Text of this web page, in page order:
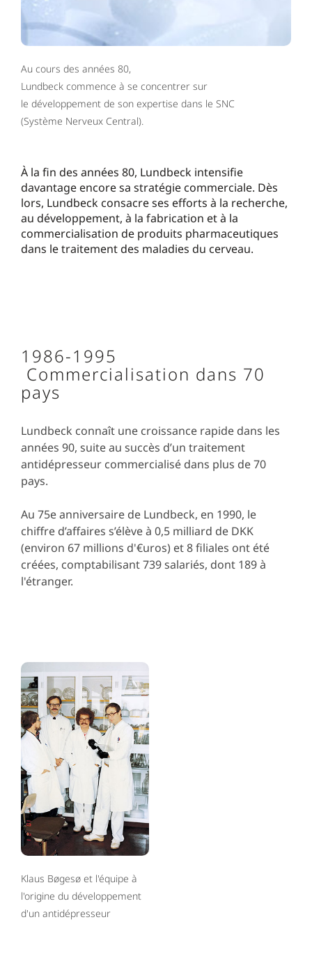
Au cours des années 80,
Lundbeck commence à se concentrer sur
le développement de son expertise dans le SNC
(Système Nerveux Central).
À la fin des années 80, Lundbeck intensifie
davantage encore sa stratégie commerciale. Dès
lors, Lundbeck consacre ses efforts à la recherche,
au développement, à la fabrication et à la
commercialisation de produits pharmaceutiques
dans le traitement des maladies du cerveau.
1986-1995
Commercialisation dans 70
pays
Lundbeck connaît une croissance rapide dans les
années 90, suite au succès d’un traitement
antidépresseur commercialisé dans plus de 70
pays.
Au 75e anniversaire de Lundbeck, en 1990, le
chiffre d’affaires s’élève à 0,5 milliard de DKK
(environ 67 millions d'€uros) et 8 filiales ont été
créées, comptabilisant 739 salariés, dont 189 à
l'étranger.
Klaus Bøgesø et l'équipe à
l'origine du développement
d'un antidépresseur